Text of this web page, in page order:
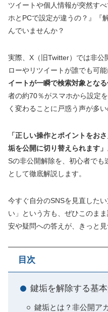
ツイートや個人情報が突然す
ホとPCで設定が違うの？』『
んでいませんか？
実際、X（旧Twitter）では非公
ローやリツイートが誰でも可能
イートが一瞬で検索対象とな
者の約70％がスマホから設定
く変わることに戸惑う声が多い
「正しい操作とポイントをお
垢を公開に切り替えられます」
Sの非公開解除を、初心者でも
として徹底解説します。
今すぐ自分のSNSを見直した
い」という方も、ぜひこのま
安や疑問への答えが、きっと見
目次
鍵垢を解除する基
鍵垢とは？非公開ア